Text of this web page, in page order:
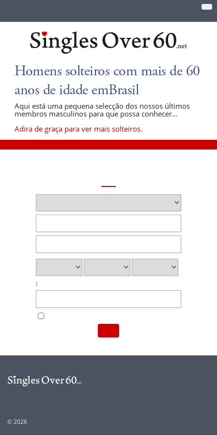
Homens solteiros com mais de 60
anos de idade emBrasil
Aqui está uma pequena selecção dos nossos últimos
membros masculinos para que possa conhecer...
Adira de graça para ver mais solteiros.
:
© 2026